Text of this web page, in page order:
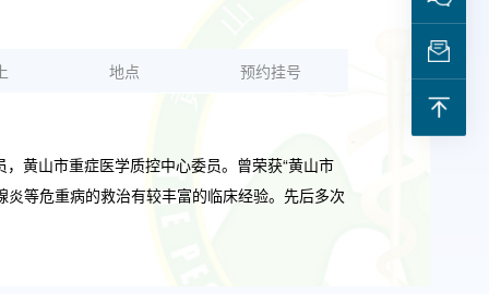
地点 预约挂号
黄山市重症医学质控中心委员。曾荣获“黄山市
等危重病的救治有较丰富的临床经验。先后多次